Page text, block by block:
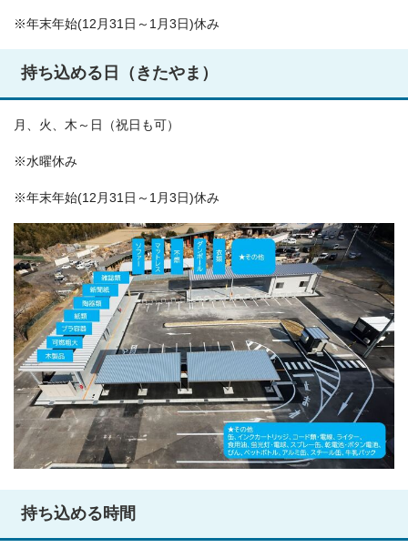
※年末年始(12月31日～1月3日)休み
持ち込める日（きたやま）
月、火、木～日（祝日も可）
※水曜休み
※年末年始(12月31日～1月3日)休み
持ち込める時間